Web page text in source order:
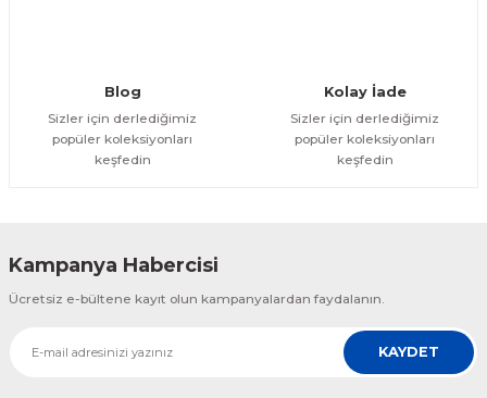
Blog
Sizler için derlediğimiz
popüler koleksiyonları
keşfedin
Kolay İade
Sizler için derlediğimiz
popüler koleksiyonları
keşfedin
Kampanya Habercisi
Ücretsiz e-bültene kayıt olun kampanyalardan faydalanın.
KAYDET